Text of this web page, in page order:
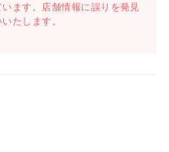
ます。店舗情報に誤りを発見
たします。